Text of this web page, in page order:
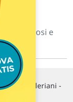
preziosi e
Marco Valeriani -